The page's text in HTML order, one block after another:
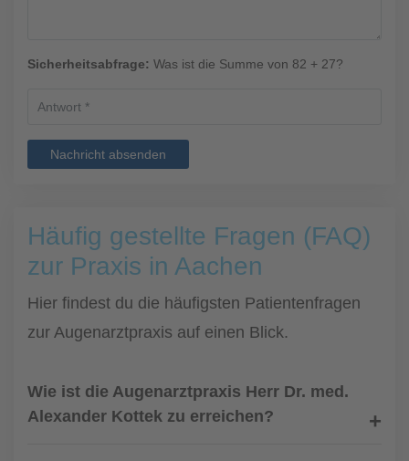
Sicherheitsabfrage: Was ist die Summe von 82 + 27?
Nachricht absenden
Häufig gestellte Fragen (FAQ)
zur Praxis in Aachen
Hier findest du die häufigsten Patientenfragen
zur Augenarztpraxis auf einen Blick.
Wie ist die Augenarztpraxis Herr Dr. med.
Alexander Kottek zu erreichen?